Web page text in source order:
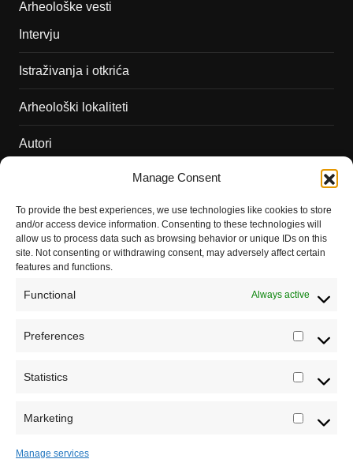
Manage Consent
To provide the best experiences, we use technologies like cookies to store
and/or access device information. Consenting to these technologies will
allow us to process data such as browsing behavior or unique IDs on this
site. Not consenting or withdrawing consent, may adversely affect certain
features and functions.
Functional Always active
Preferences
Statistics
Marketing
Manage services
Arheološke vesti
Intervju
Istraživanja i otkrića
Arheološki lokaliteti
Autori
Dešavanja
Kontakt
Misija sajta Sve o arheologiji